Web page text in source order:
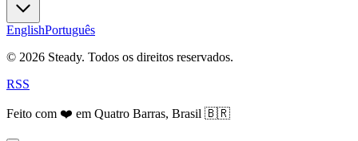
EnglishPortuguês
© 2026 Steady. Todos os direitos reservados.
RSS
Feito com ❤️ em Quatro Barras, Brasil 🇧🇷